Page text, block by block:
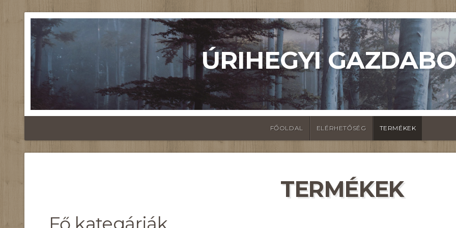
ÚRIHEGYI
FŐOLDAL ELÉRHETŐSÉG TERMÉKEK
TERMÉKEK